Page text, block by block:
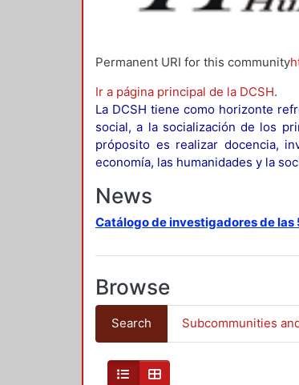
Permanent URI for this community
Ir a página principal de la DCSH.
La DCSH tiene como horizonte
social, a la socialización de los
próposito es realizar docencia,
economía, las humanidades y la
News
Catálogo de investigadores de
Browse
Search Subcommunities